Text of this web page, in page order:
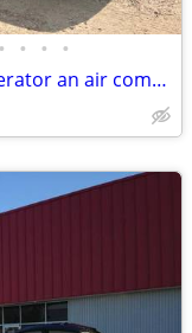
• • • •
Ford E450 Super Duty 2008 has generator an air compresser runs great